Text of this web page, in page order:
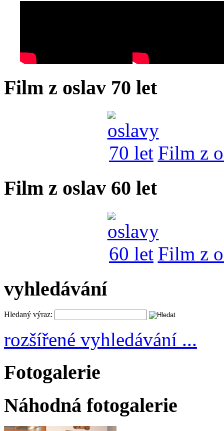
Film z oslav 70 let
Film z
Film z oslav 60 let
Film z
vyhledávání
Hledaný výraz:
rozšířené vyhledávání ...
Fotogalerie
Náhodná fotogalerie